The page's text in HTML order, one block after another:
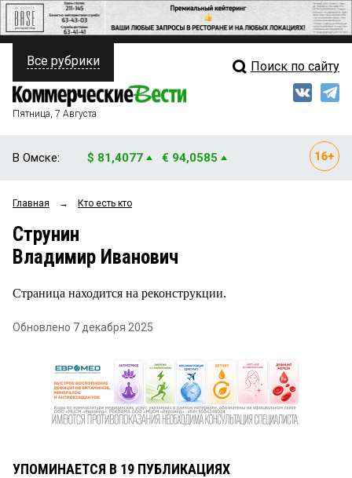
ПОЛИТИКА
ФИНАНСЫ
ОБЩЕСТВО
ЗАКОН
Свежий выпуск
Все рубрики Поиск по сайту
Пятница, 7 Августа
В Омске: $ 81,4077 € 94,0585
Главная → Кто есть кто
Струнин
Владимир Иванович
Страница находится на реконструкции.
Обновлено 7 декабря 2025
УПОМИНАЕТСЯ В 19 ПУБЛИКАЦИЯХ